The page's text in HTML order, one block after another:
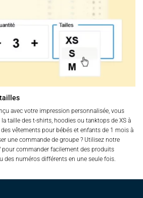
avec votre impression personnalisée, vous
taille des t-shirts, hoodies ou tanktops de XS à
vêtements pour bébés et enfants de 1 mois à
une commande de groupe ? Utilisez notre
commander facilement des produits
des numéros différents en une seule fois.